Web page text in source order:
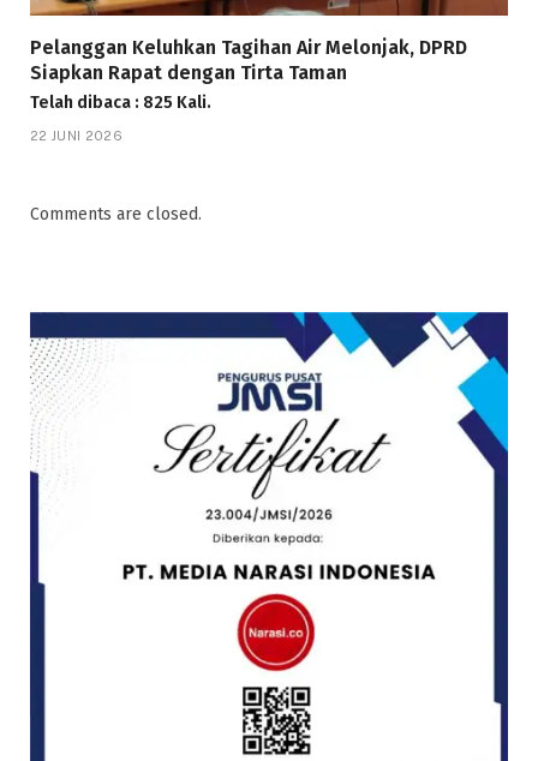
Pelanggan Keluhkan Tagihan Air Melonjak, DPRD
Siapkan Rapat dengan Tirta Taman
Telah dibaca : 825 Kali.
22 JUNI 2026
Comments are closed.